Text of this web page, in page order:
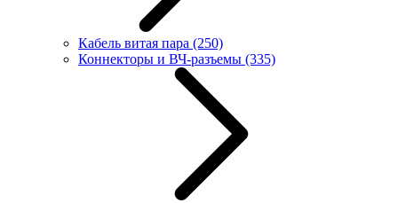
Кабель витая пара (250)
Коннекторы и ВЧ-разъемы (335)